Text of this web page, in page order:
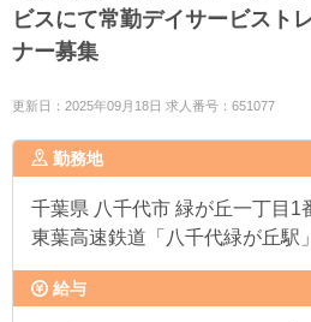
ビスにて常勤デイサービスト
ナー募集
更新日：2025年09月18日 求人番号：651077
勤務地
千葉県 八千代市 緑が丘一丁目1
東葉高速鉄道「八千代緑が丘駅
給与